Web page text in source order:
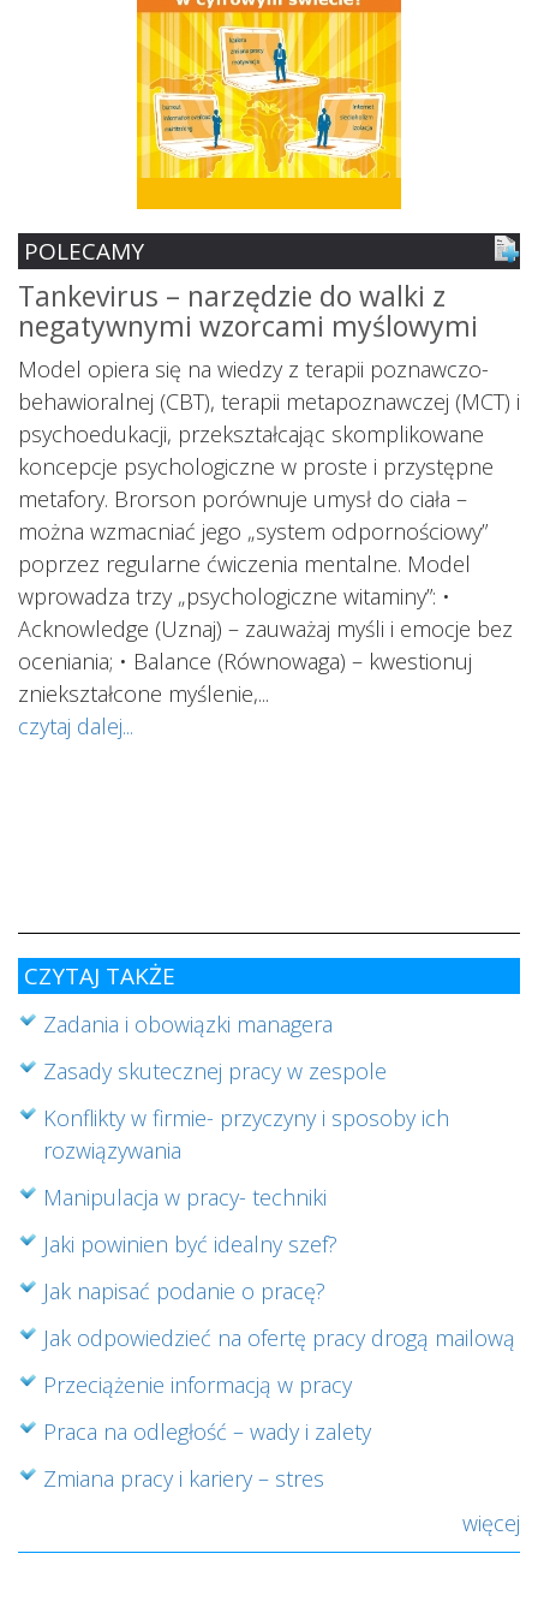
POLECAMY
Tankevirus – narzędzie do walki z
negatywnymi wzorcami myślowymi
Model opiera się na wiedzy z terapii poznawczo-
behawioralnej (CBT), terapii metapoznawczej (MCT) i
psychoedukacji, przekształcając skomplikowane
koncepcje psychologiczne w proste i przystępne
metafory. Brorson porównuje umysł do ciała –
można wzmacniać jego „system odpornościowy”
poprzez regularne ćwiczenia mentalne. Model
wprowadza trzy „psychologiczne witaminy”: •
Acknowledge (Uznaj) – zauważaj myśli i emocje bez
oceniania; • Balance (Równowaga) – kwestionuj
zniekształcone myślenie,...
czytaj dalej...
CZYTAJ TAKŻE
Zadania i obowiązki managera
Zasady skutecznej pracy w zespole
Konflikty w firmie- przyczyny i sposoby ich
rozwiązywania
Manipulacja w pracy- techniki
Jaki powinien być idealny szef?
Jak napisać podanie o pracę?
Jak odpowiedzieć na ofertę pracy drogą mailową
Przeciążenie informacją w pracy
Praca na odległość – wady i zalety
Zmiana pracy i kariery – stres
więcej